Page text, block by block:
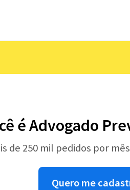
é Advogado
de 250 mil pedidos por
Quero me